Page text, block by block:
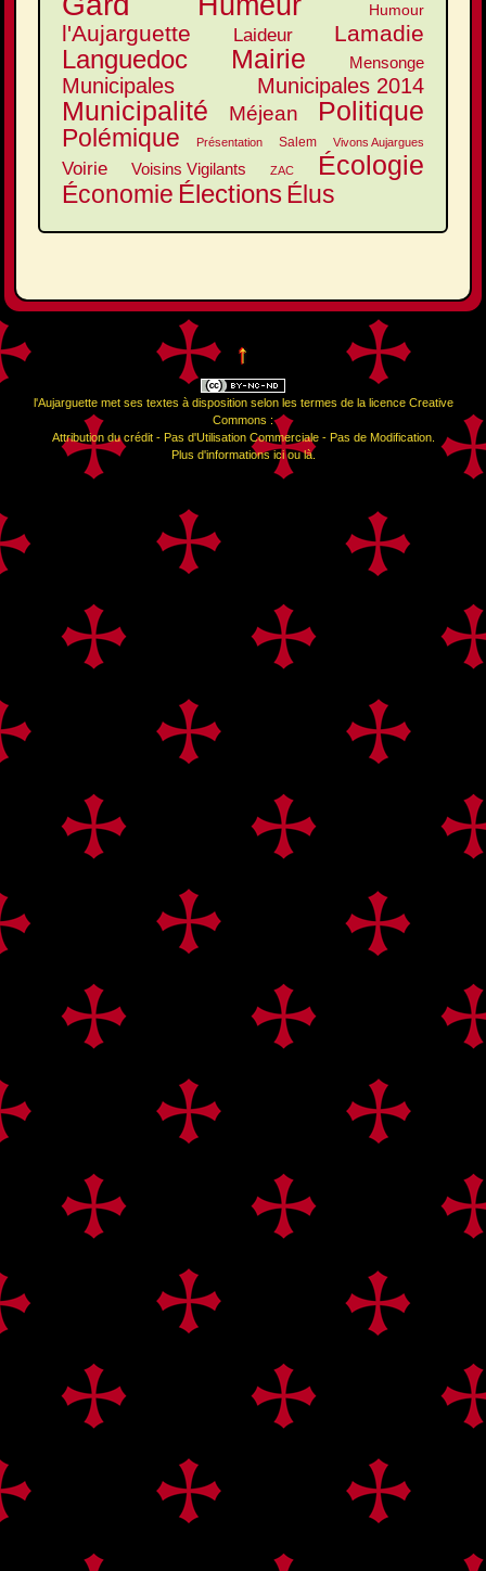
Humour
l'Aujarguette Laideur Lamadie
Languedoc Mairie Mensonge
Municipales Municipales 2014
Municipalité Méjean Politique
Polémique Présentation Salem Vivons Aujargues
Voirie Voisins Vigilants ZAC Écologie
Économie ÉlectionsÉlus
↑
l'Aujarguettemet ses textes à disposition selon les termes de la licence Creative
Commons :
Attribution du crédit - Pas d'Utilisation Commerciale - Pas de Modification.
Plus d'informationsicioulà.